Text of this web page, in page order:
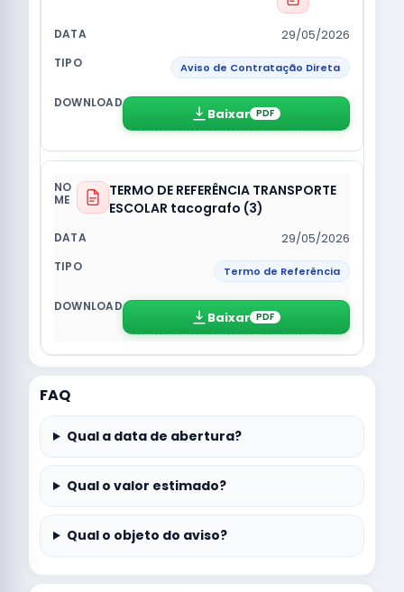
29/05/2026
Aviso de Contratação Direta
Baixar PDF
TERMO DE REFERÊNCIA TRANSPORTE
ESCOLAR tacografo (3)
29/05/2026
Termo de Referência
Baixar PDF
FAQ
Qual a data de abertura?
Qual o valor estimado?
Qual o objeto do aviso?